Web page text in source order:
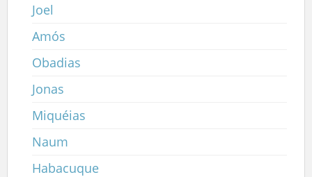
Joel
Amós
Obadias
Jonas
Miquéias
Naum
Habacuque